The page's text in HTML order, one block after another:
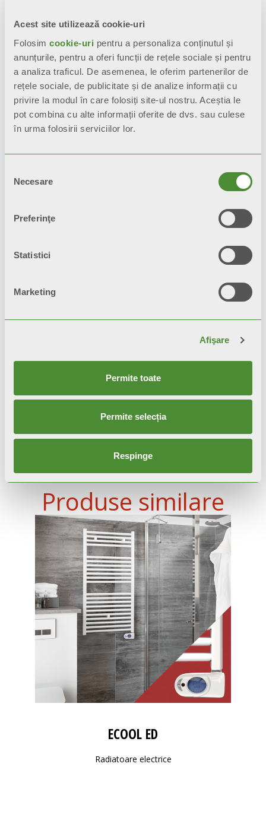
Acest site utilizează cookie-uri
Folosim cookie-uri pentru a personaliza conținutul și
anunțurile, pentru a oferi funcții de rețele sociale și pentru
a analiza traficul. De asemenea, le oferim partenerilor de
rețele sociale, de publicitate și de analize informații cu
privire la modul în care folosiți site-ul nostru. Aceștia le
pot combina cu alte informații oferite de dvs. sau culese
în urma folosirii serviciilor lor.
consimțământului
Necesare
Preferinţe
Statistici
Marketing
Afişare
Permite toate
Permite selecția
Respinge
Descriere
Date tehnice
Documentaţie
Produse similare
ECOOL ED
Radiatoare electrice